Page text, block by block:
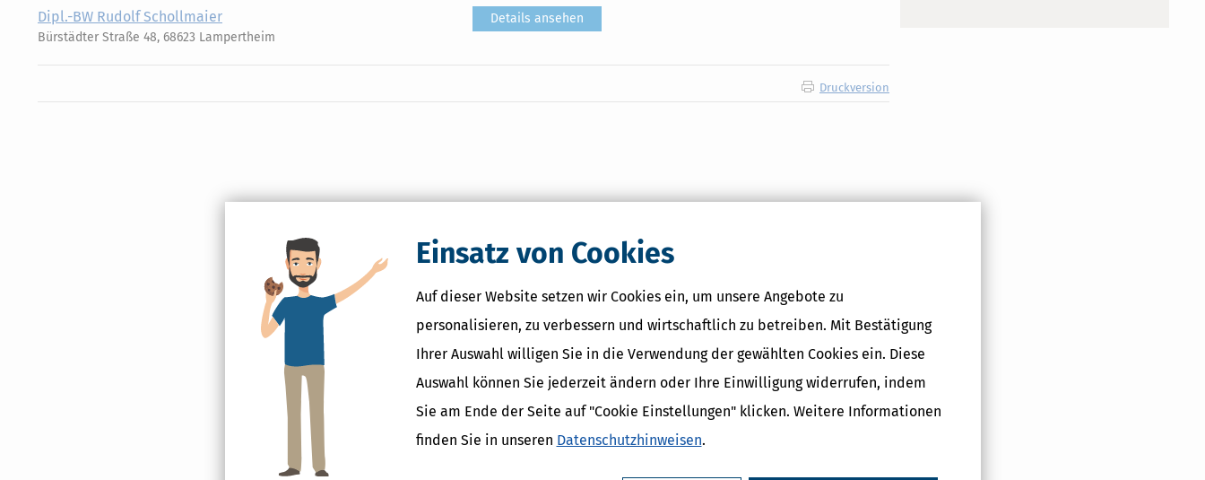
Einsatz von Cookies
Auf dieser Website setzen wir Cookies ein, um unsere Angebote zu
personalisieren, zu verbessern und wirtschaftlich zu betreiben. Mit Bestätigung
Ihrer Auswahl willigen Sie in die Verwendung der gewählten Cookies ein. Diese
Auswahl können Sie jederzeit ändern oder Ihre Einwilligung widerrufen, indem
Sie am Ende der Seite auf "Cookie Einstellungen" klicken. Weitere Informationen
finden Sie in unseren Datenschutzhinweisen.
Dipl.-BW Rudolf Schollmaier
Bürstädter Straße 48, 68623 Lampertheim
Details ansehen
Druckversion